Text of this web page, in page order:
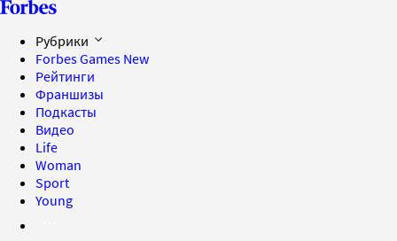
Рубрики
Forbes Games New
Рейтинги
Франшизы
Подкасты
Видео
Life
Woman
Sport
Young